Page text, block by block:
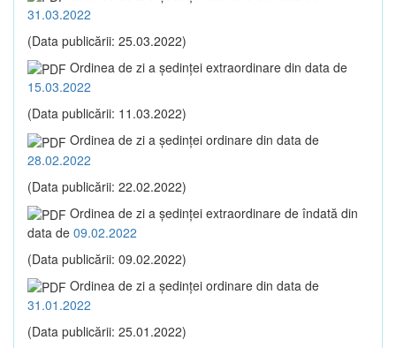
31.03.2022
(Data publicării: 25.03.2022)
Ordinea de zi a şedinţei extraordinare din data de
15.03.2022
(Data publicării: 11.03.2022)
Ordinea de zi a şedinţei ordinare din data de
28.02.2022
(Data publicării: 22.02.2022)
Ordinea de zi a şedinţei extraordinare de îndată din
data de 09.02.2022
(Data publicării: 09.02.2022)
Ordinea de zi a şedinţei ordinare din data de
31.01.2022
(Data publicării: 25.01.2022)